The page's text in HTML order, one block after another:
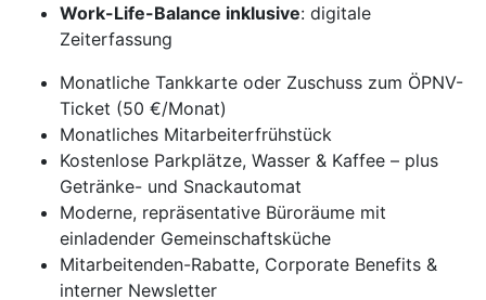
Work-Life-Balance inklusive: digitale
Zeiterfassung
Monatliche Tankkarte oder Zuschuss zum ÖPNV-
Ticket (50 €/Monat)
Monatliches Mitarbeiterfrühstück
Kostenlose Parkplätze, Wasser & Kaffee – plus
Getränke- und Snackautomat
Moderne, repräsentative Büroräume mit
einladender Gemeinschaftsküche
Mitarbeitenden-Rabatte, Corporate Benefits &
interner Newsletter